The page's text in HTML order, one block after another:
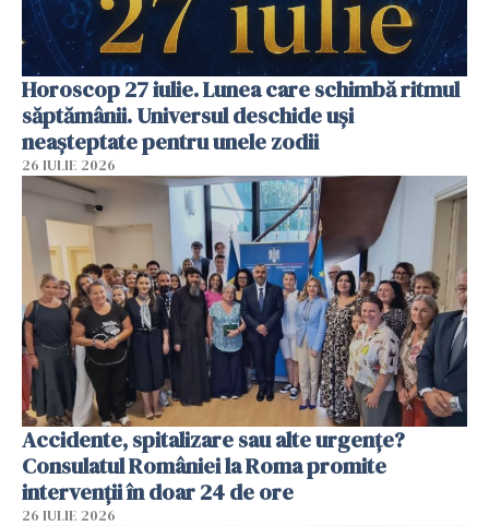
Horoscop 27 iulie. Lunea care schimbă ritmul
săptămânii. Universul deschide uși
neașteptate pentru unele zodii
26 IULIE 2026
Accidente, spitalizare sau alte urgențe?
Consulatul României la Roma promite
intervenții în doar 24 de ore
26 IULIE 2026